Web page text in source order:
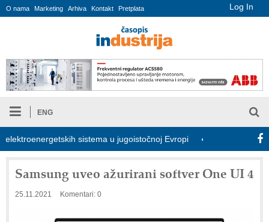
Log In
O nama Marketing Arhiva Kontakt Pretplata
ENG
sistema u jugoistočnoj Evropi COMBYPACK
Samsung uveo ažurirani softver One UI 4
25.11.2021 Komentari: 0